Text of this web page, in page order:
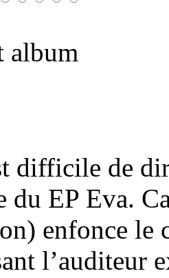
album
difficile de
du EP Eva.
enfonce le
l’auditeur